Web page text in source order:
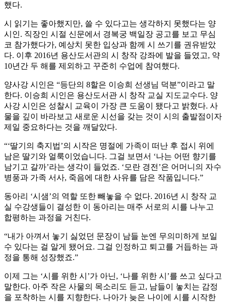
했다.
시 읽기는 좋아했지만, 쓸 수 있다고는 생각하지 못했다는 양
시인. 직장인 시절 신문에서 경복궁 백일장 공고를 보고 무심
코 참가했다가, 예상치 못한 입상과 함께 시 쓰기를 권유받았
다. 이후 2016년 용산도서관의 시 창작 강좌에 발을 들였고, 약
10년간 두 해를 제외하고 꾸준히 수업에 참여했다.
양사강 시인은 “등단의 8할은 이승희 선생님 덕분”이라고 말
한다. 이승희 시인은 용산도서관 시 창작 교실 지도교수다. 양
사강 시인은 성찰시 교육이 가장 큰 도움이 됐다고 밝혔다. 사
물을 깊이 바라보고 새로운 시선을 갖는 것이 시의 출발점이자
제일 중요하다는 것을 깨달았다.
“‘딸기의 축지법’의 시작은 명절에 가족이 떠난 후 접시 위에
남은 딸기와 얼룩이었습니다. 그걸 보면서 ‘나는 어떤 향기를
남기고 갈까’라는 생각이 들었죠. ‘모란 경전’은 어머니의 자수
병풍과 가족 서사, 죽음에 대한 사유를 담은 작품입니다.”
동아리 ‘시샘’의 역할 또한 빼놓을 수 없다. 2016년 시 창작 교
실 수강생들이 결성한 이 동아리는 매주 서로의 시를 나누고
합평하는 과정을 거친다.
“내가 아껴서 놓기 싫었던 문장이 남들 눈엔 무의미하게 보일
수 있다는 걸 알게 됐어요. 그걸 인정하고 퇴고를 거듭하는 과
정을 통해 성장했죠.”
이제 그는 ‘시를 위한 시’가 아닌, ‘나를 위한 시’를 쓰고 싶다고
말한다. 아주 작은 사물의 목소리도 듣고, 남들이 놓치는 감정
을 포착하는 시를 지향한다. 나아가 늦은 나이에 시를 시작한